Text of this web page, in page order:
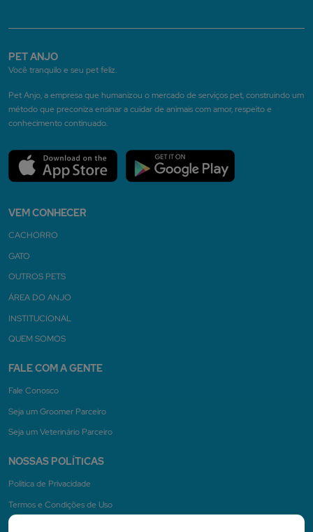
PET ANJO
Você tranquilo e seu pet feliz.
Pet Anjo, a empresa que humanizou o mercado de serviços pet, construindo um
método que preconiza ensinar a cuidar de animais com amor, respeito e
conhecimento continuado.
VEM CONHECER
CACHORRO
GATO
OUTROS PETS
ÁREA DO ANJO
INSTITUCIONAL
QUEM SOMOS
FALE COM A GENTE
Fale Conosco
Seja um Groomer Parceiro
Seja um Veterinário Parceiro
NOSSAS POLÍTICAS
Politica de Privacidade
Termos e Condições de Uso